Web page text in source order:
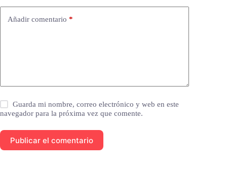
Añadir comentario *
Guarda mi nombre, correo electrónico y web en este
navegador para la próxima vez que comente.
Publicar el comentario